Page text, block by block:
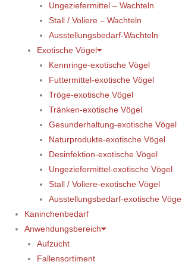
Ungeziefermittel – Wachteln
Stall / Voliere – Wachteln
Ausstellungsbedarf-Wachteln
Exotische Vögel
Kennringe-exotische Vögel
Futtermittel-exotische Vögel
Tröge-exotische Vögel
Tränken-exotische Vögel
Gesunderhaltung-exotische Vögel
Naturprodukte-exotische Vögel
Desinfektion-exotische Vögel
Ungeziefermittel-exotische Vögel
Stall / Voliere-exotische Vögel
Ausstellungsbedarf-exotische Vögel
Kaninchenbedarf
Anwendungsbereich
Aufzucht
Fallensortiment